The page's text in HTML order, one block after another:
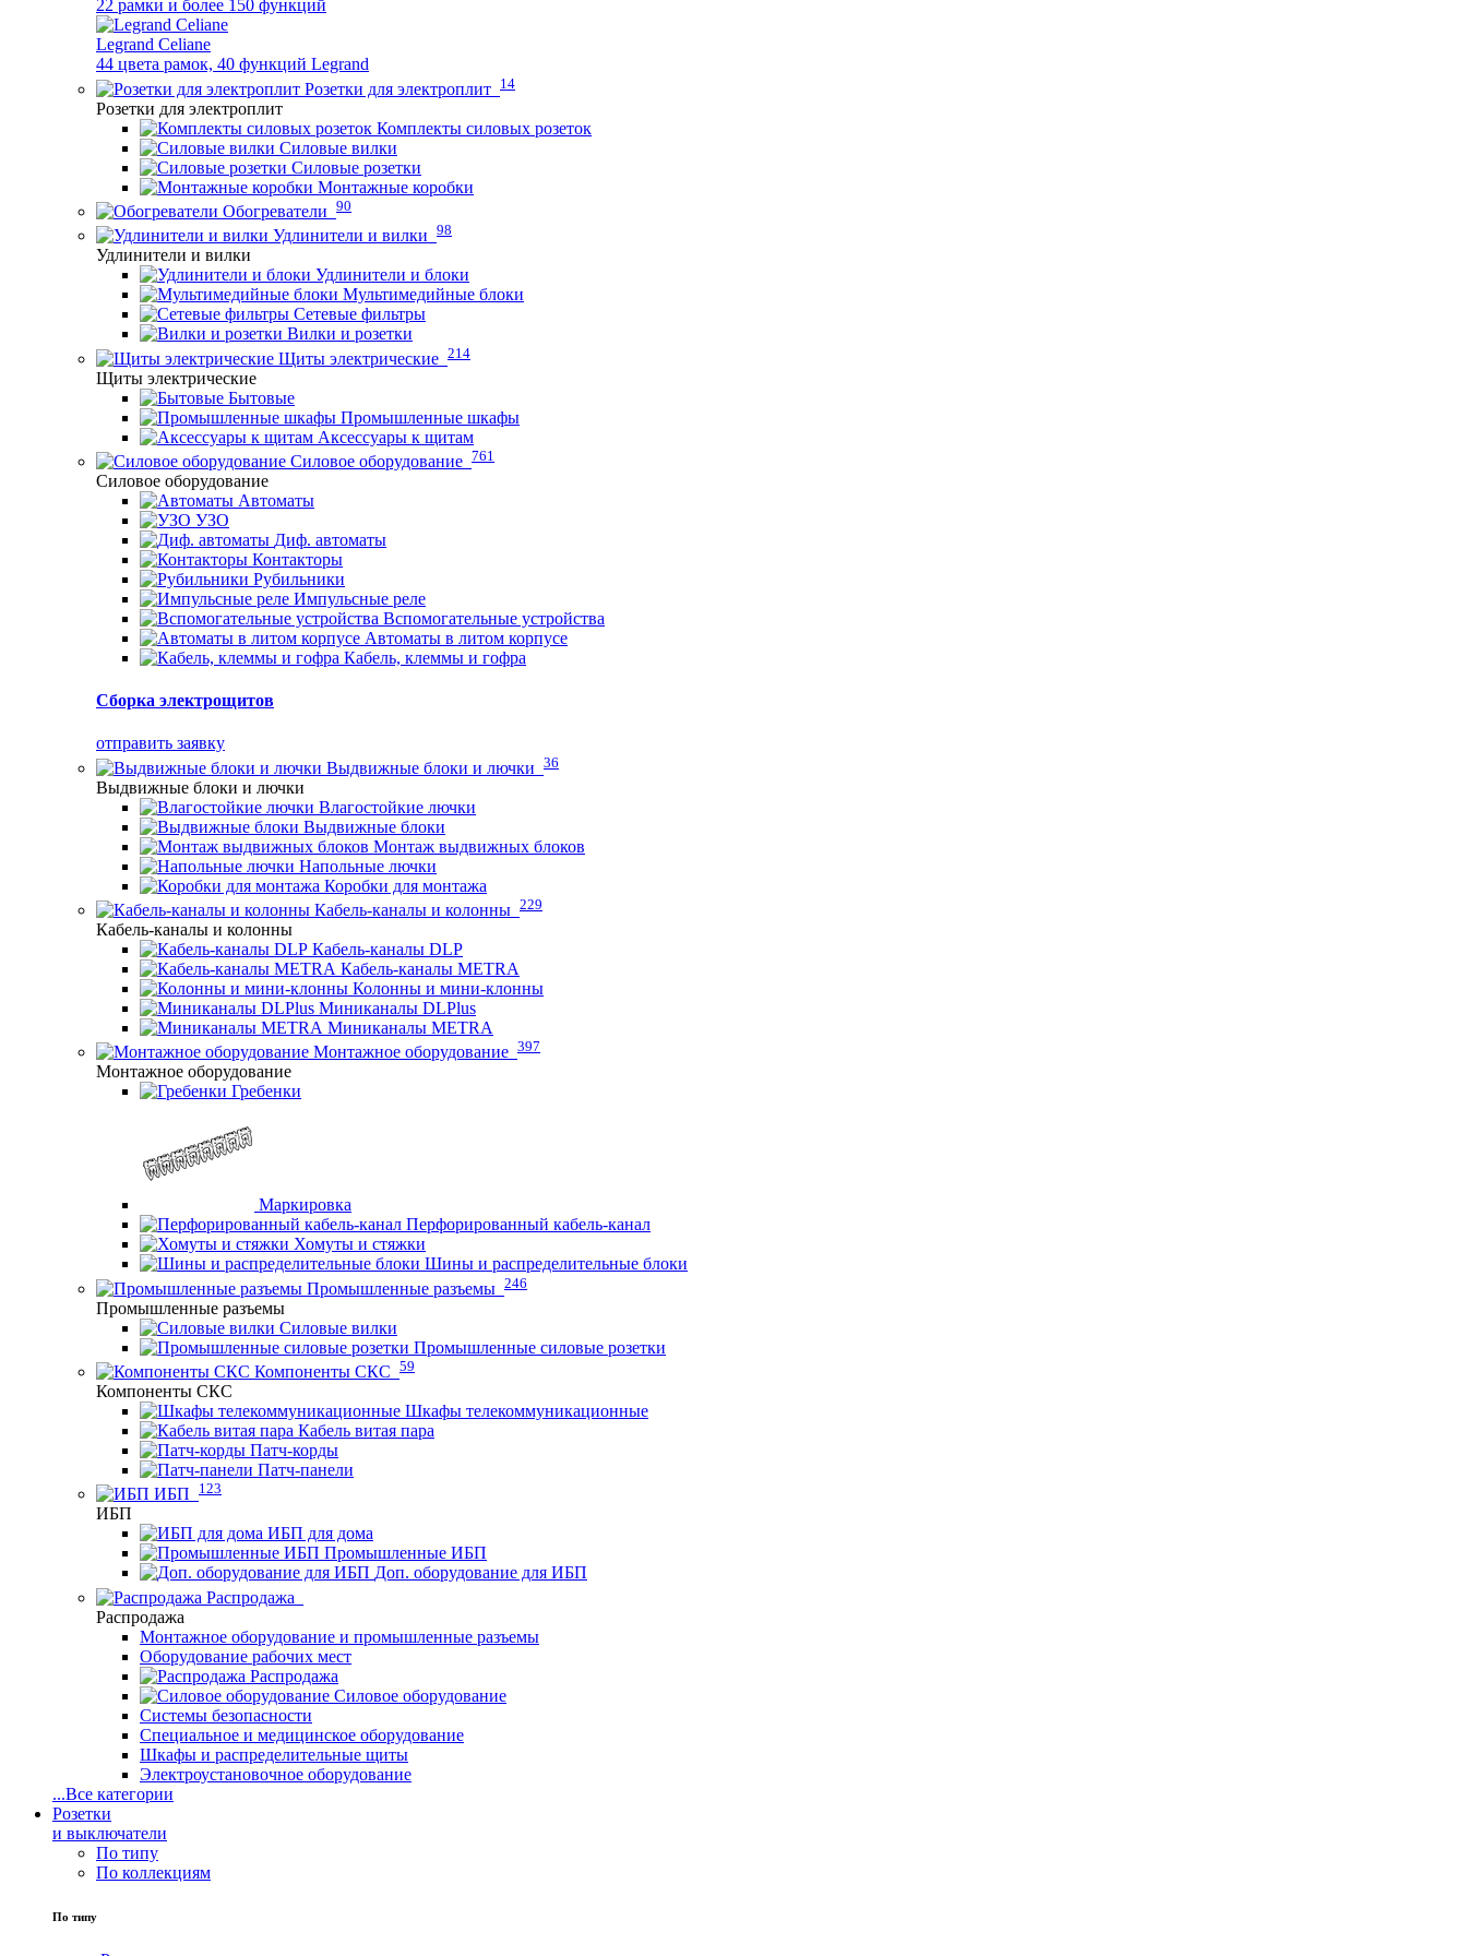
22 рамки и более 150 функций
Legrand Celiane
44 цвета рамок, 40 функций Legrand
Розетки для электроплит 14
Розетки для электроплит
Комплекты силовых розеток
Силовые вилки
Силовые розетки
Монтажные коробки
Обогреватели 90
Удлинители и вилки 98
Удлинители и вилки
Удлинители и блоки
Мультимедийные блоки
Сетевые фильтры
Вилки и розетки
Щиты электрические 214
Щиты электрические
Бытовые
Промышленные шкафы
Аксессуары к щитам
Силовое оборудование 761
Силовое оборудование
Автоматы
УЗО
Диф. автоматы
Контакторы
Рубильники
Импульсные реле
Вспомогательные устройства
Автоматы в литом корпусе
Кабель, клеммы и гофра
Сборка электрощитов
отправить заявку
Выдвижные блоки и лючки 36
Выдвижные блоки и лючки
Влагостойкие лючки
Выдвижные блоки
Монтаж выдвижных блоков
Напольные лючки
Коробки для монтажа
Кабель-каналы и колонны 229
Кабель-каналы и колонны
Кабель-каналы DLP
Кабель-каналы METRA
Колонны и мини-клонны
Миниканалы DLPlus
Миниканалы METRA
Монтажное оборудование 397
Монтажное оборудование
Гребенки
Маркировка
Перфорированный кабель-канал
Хомуты и стяжки
Шины и распределительные блоки
Промышленные разъемы 246
Промышленные разъемы
Силовые вилки
Промышленные силовые розетки
Компоненты СКС 59
Компоненты СКС
Шкафы телекоммуникационные
Кабель витая пара
Патч-корды
Патч-панели
ИБП
123
ИБП
ИБП для дома
Промышленные ИБП
Доп. оборудование для ИБП
Распродажа
Распродажа
Монтажное оборудование и промышленные разъемы
Оборудование рабочих мест
Распродажа
Силовое оборудование
Системы безопасности
Специальное и медицинское оборудование
Шкафы и распределительные щиты
Электроустановочное оборудование
...Все категории
Розетки
и выключатели
По типу
По коллекциям
По типу